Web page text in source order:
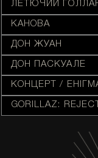
ЛЕТЮЧИЙ
КАНОВА
ДОН ЖУАН
ДОН ПАСКУАЛЕ
КОНЦЕРТ /
GORILLAZ: